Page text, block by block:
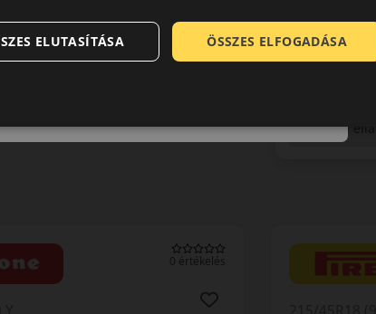
címkével
0 értékelés
ÖSSZES ELFOGADÁSA
ELUTASÍTÁSA